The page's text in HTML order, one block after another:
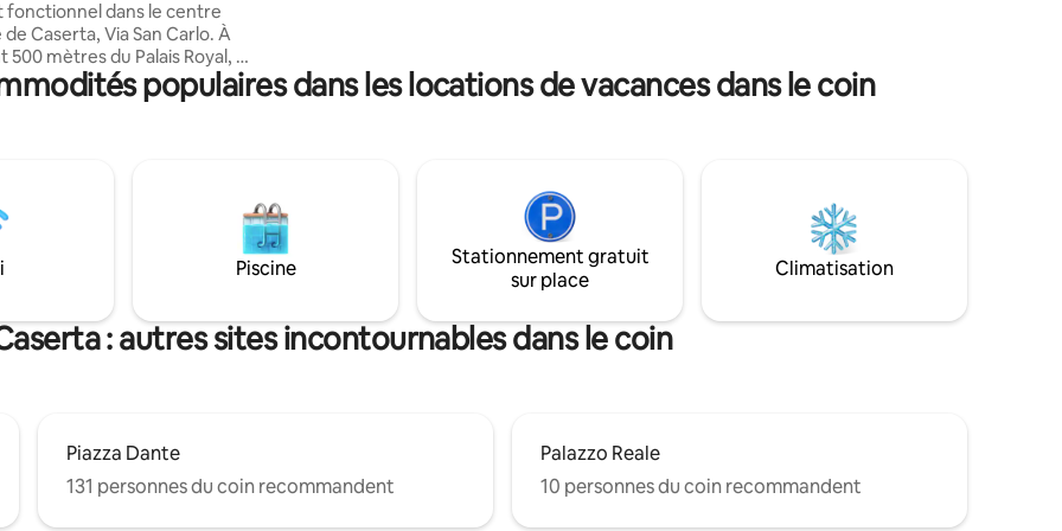
fonctionnel dans le centre
Caserta, Via San Carlo. À
500 mètres du Palais Royal, à
du Duomo et à 150 mètres de
la propriété est
un environnement accueillant
attention aux détails pour que
sentiez comme chez vous, au
MONTER UN LONG ESCALIER, QUI VOUS
Martino.
populaires dans les locations de vacances dans le coin
Piscine
Stationnement gratuit
sur place
Climatisation
: autres sites incontournables dans le coin
Piazza Dante
131 personnes du coin recommandent
Palazzo Reale
10 personnes du coin recommandent